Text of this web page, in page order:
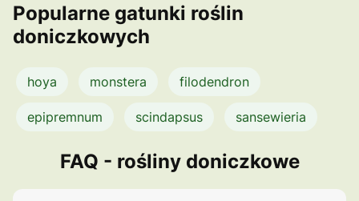
Popularne gatunki roślin
doniczkowych
hoya monstera filodendron
epipremnum scindapsus sansewieria
FAQ - rośliny doniczkowe